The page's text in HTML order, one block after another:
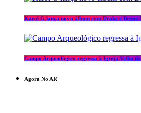
Karol G lança novo álbum com Drake e Bruno
Campo Arqueológico regressa à Igreja Velha
Agora No AR